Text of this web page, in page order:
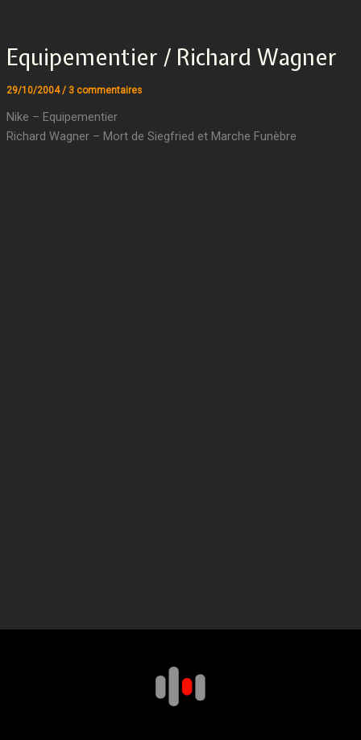
Equipementier / Richard Wagner
29/10/2004/ 3 commentaires
Nike – Equipementier
Richard Wagner – Mort de Siegfried et Marche Funèbre